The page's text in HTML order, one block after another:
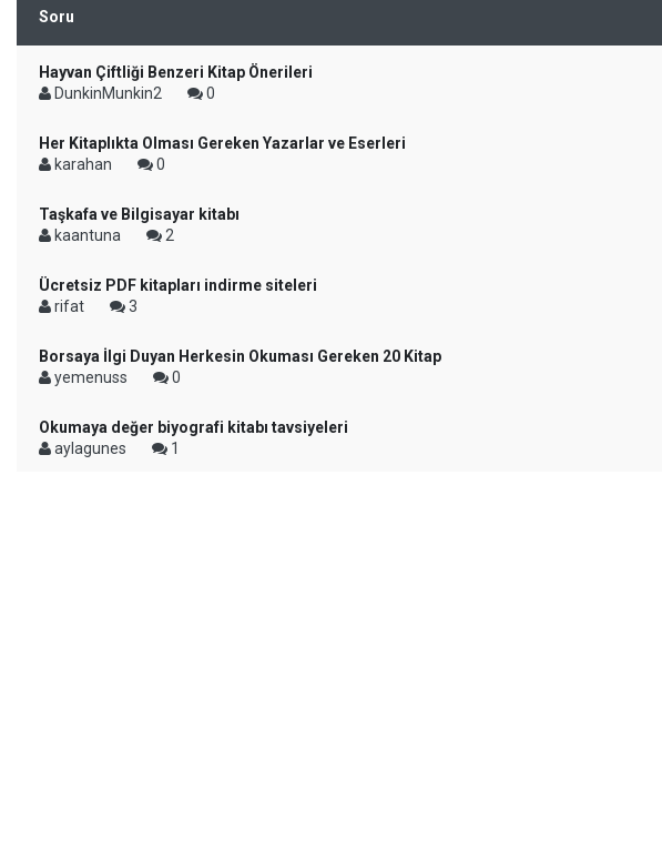
Soru
Hayvan Çiftliği Benzeri Kitap Önerileri
DunkinMunkin2
0
Her Kitaplıkta Olması Gereken Yazarlar ve Eserleri
karahan
0
Taşkafa ve Bilgisayar kitabı
kaantuna
2
Ücretsiz PDF kitapları indirme siteleri
rifat
3
Borsaya İlgi Duyan Herkesin Okuması Gereken 20 Kitap
yemenuss
0
Okumaya değer biyografi kitabı tavsiyeleri
aylagunes
1